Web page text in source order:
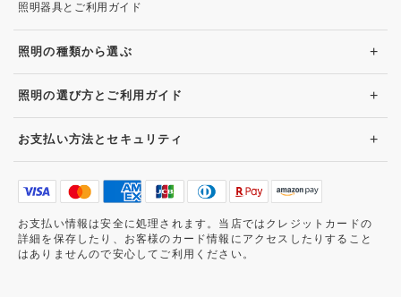
照明器具とご利用ガイド
照明の種類から選ぶ +
照明の選び方とご利用ガイド +
お支払い方法とセキュリティ +
お支払い情報は安全に処理されます。当店ではクレジットカードの
詳細を保存したり、お客様のカード情報にアクセスしたりすること
はありませんので安心してご利用ください。